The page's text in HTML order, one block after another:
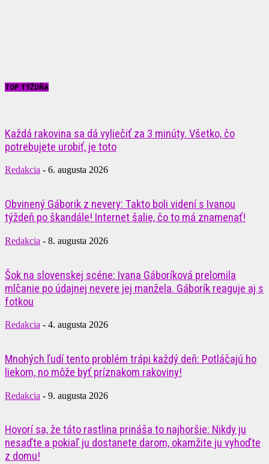
TOP TÝŽDŇA
Každá rakovina sa dá vyliečiť za 3 minúty. Všetko, čo
potrebujete urobiť, je toto
Redakcia - 6. augusta 2026
Obvinený Gáborik z nevery: Takto boli videní s Ivanou
týždeň po škandále! Internet šalie, čo to má znamenať!
Redakcia - 8. augusta 2026
Šok na slovenskej scéne: Ivana Gáboríková prelomila
mlčanie po údajnej nevere jej manžela. Gáborík reaguje aj s
fotkou
Redakcia - 4. augusta 2026
Mnohých ľudí tento problém trápi každý deň: Potláčajú ho
liekom, no môže byť príznakom rakoviny!
Redakcia - 9. augusta 2026
Hovorí sa, že táto rastlina prináša to najhoršie: Nikdy ju
nesaďte a pokiaľ ju dostanete darom, okamžite ju vyhoďte
z domu!